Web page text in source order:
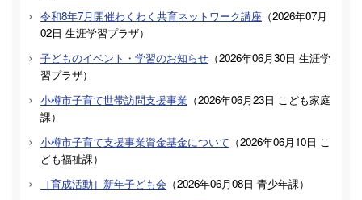
令和8年7月開催わくわく共育ネットワーク講座 （2026年07月
02日 生涯学習プラザ）
子どものイベント・学習のお知らせ （2026年06月30日 生涯学
習プラザ）
小樽市子育て世帯訪問支援事業 （2026年06月23日 こども家庭
課）
小樽市子育て支援事業資金基金について （2026年06月10日 こ
ども福祉課）
［育成活動］新年子ども会 （2026年06月08日 青少年課）